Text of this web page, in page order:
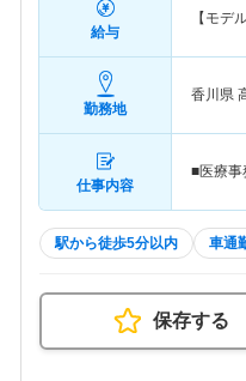
給与
【モデ
勤務地
香川県
仕事内容
■医療事
駅から徒歩5分以内 車通
保存する